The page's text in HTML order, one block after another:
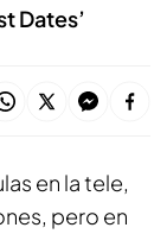
Dates’
en la tele,
pero en